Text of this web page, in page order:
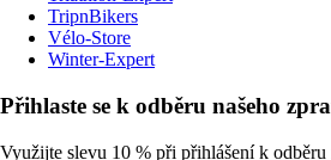
TripnBikers
Vélo-Store
Winter-Expert
Přihlaste se k odběru našeho
Využijte slevu 10 % při přihlášení k odběru